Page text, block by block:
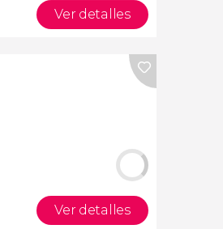
Ver detalles
Ver detalles